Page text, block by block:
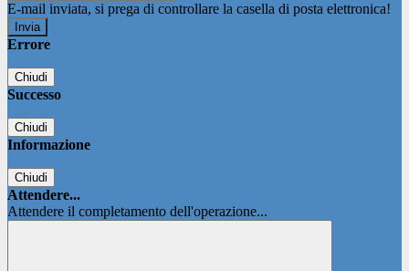
E-mail inviata, si prega di controllare la casella di posta elettronica!
Errore
Chiudi
Successo
Chiudi
Informazione
Chiudi
Attendere...
Attendere il completamento dell'operazione...